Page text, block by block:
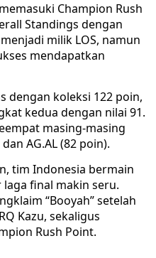
Champion Rush
Standings dengan
milik LOS, namun
mendapatkan
dengan koleksi 122 poin,
kedua dengan nilai 91.
masing-masing
AG.AL (82 poin).
tim Indonesia bermain
final makin seru.
“Booyah” setelah
Kazu, sekaligus
Rush Point.